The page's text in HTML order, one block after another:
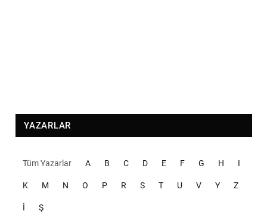
YAZARLAR
Tüm Yazarlar A B C D E F G H I
K M N O P R S T U V Y Z
İ Ş